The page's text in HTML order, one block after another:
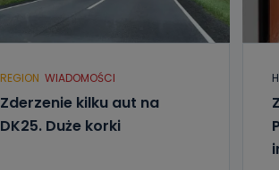
REGION WIADOMOŚCI
Zderzenie kilku aut na
DK25. Duże korki